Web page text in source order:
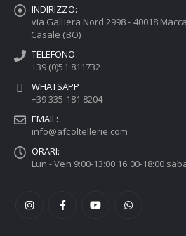
INDIRIZZO:
via Galliera Nord 2998 - 40018
Casale (BO)
TELEFONO:
+39 (0)51 811732
WHATSAPP:
+39 335 181 8204
EMAIL:
info@afcoltellerie.com
ORARI:
Lun - Ven 9:00-13:00 16:00-18:00